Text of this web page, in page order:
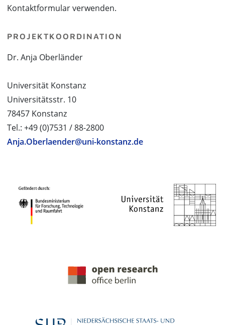
Kontaktformular verwenden.
PROJEKTKOORDINATION
Dr. Anja Oberländer
Universität Konstanz
Universitätsstr. 10
78457 Konstanz
Tel.: +49 (0)7531 / 88-2800
Anja.Oberlaender@uni-konstanz.de